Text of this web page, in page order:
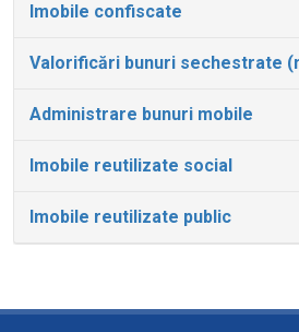
Imobile confiscate
Valorificări bunuri sechestrate
Administrare bunuri mobile
Imobile reutilizate social
Imobile reutilizate public